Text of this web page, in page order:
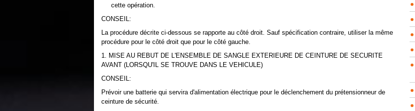
cette opération.
CONSEIL:
La procédure décrite ci-dessous se rapporte au côté droit. Sauf spécification contraire, utiliser la même
procédure pour le côté droit que pour le côté gauche.
1. MISE AU REBUT DE L'ENSEMBLE DE SANGLE EXTERIEURE DE CEINTURE DE SECURITE
AVANT (LORSQU'IL SE TROUVE DANS LE VEHICULE)
CONSEIL:
Prévoir une batterie qui servira d'alimentation électrique pour le déclenchement du prétensionneur de
ceinture de sécurité.